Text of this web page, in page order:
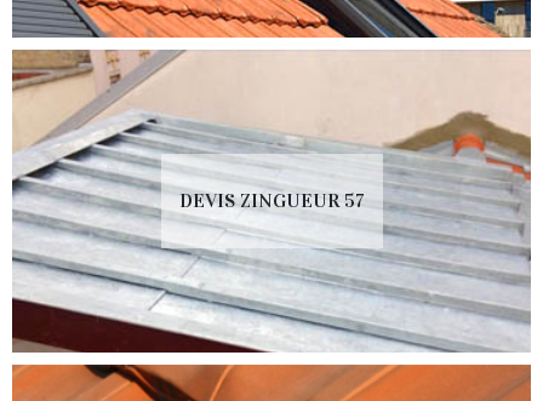
DEVIS ZINGUEUR 57